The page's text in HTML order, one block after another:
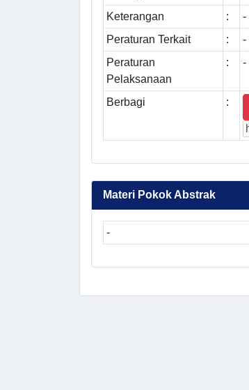
Keterangan
:
-
Peraturan Terkait
:
-
Peraturan
Pelaksanaan
: -
Berbagi :
Materi Pokok Abstrak
-